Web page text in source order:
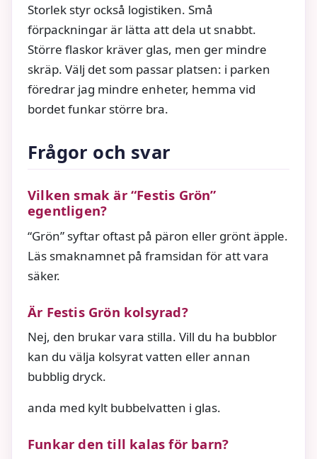
Storlek styr också logistiken. Små
förpackningar är lätta att dela ut snabbt.
Större flaskor kräver glas, men ger mindre
skräp. Välj det som passar platsen: i parken
föredrar jag mindre enheter, hemma vid
bordet funkar större bra.
Frågor och svar
Vilken smak är “Festis Grön”
egentligen?
“Grön” syftar oftast på päron eller grönt äpple.
Läs smaknamnet på framsidan för att vara
säker.
Är Festis Grön kolsyrad?
Nej, den brukar vara stilla. Vill du ha bubblor
kan du välja kolsyrat vatten eller annan
bubblig dryck.
anda med kylt bubbelvatten i glas.
Funkar den till kalas för barn?